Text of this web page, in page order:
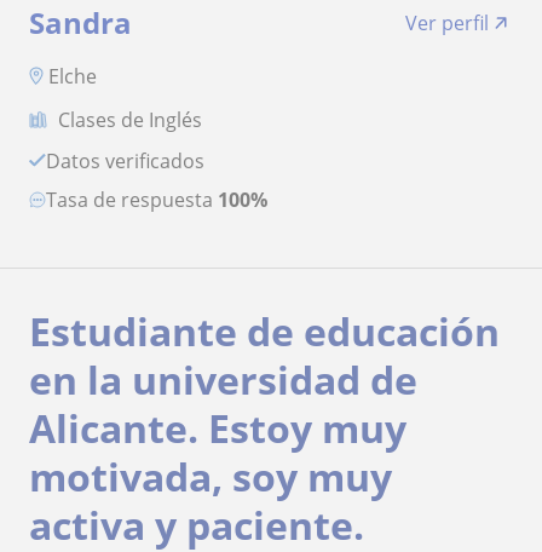
Sandra
Ver perfil
Elche
Clases de Inglés
Datos verificados
Tasa de respuesta 100%
Estudiante de educación
en la universidad de
Alicante. Estoy muy
motivada, soy muy
activa y paciente.